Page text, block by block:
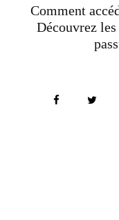
Comment
Découvrez